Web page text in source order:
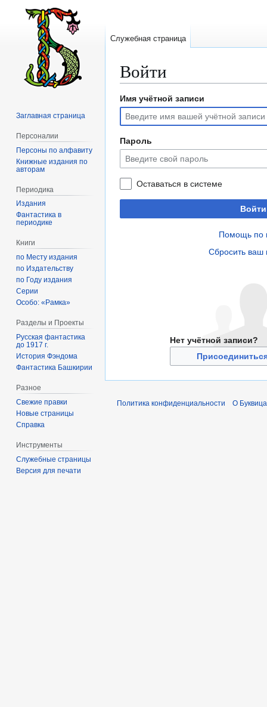
Войти
Перейти
навигации
Перейти
поиску
Имя учётной записи
Пароль
Оставаться в системе
Войти
Помощь по
Сбросить ваш
Нет учётной записи?
Служебная страница
Заглавная страница
Персоналии
Персоны по алфавиту
Книжные издания по
авторам
Периодика
Издания
Фантастика в
периодике
Книги
по Месту издания
по Издательству
по Году издания
Серии
Особо: «Рамка»
Разделы и Проекты
Русская фантастика
до 1917 г.
История Фэндома
Фантастика Башкирии
Разное
Свежие правки
Новые страницы
Справка
Инструменты
Служебные страницы
Версия для печати
Политика конфиденциальности О Буквица